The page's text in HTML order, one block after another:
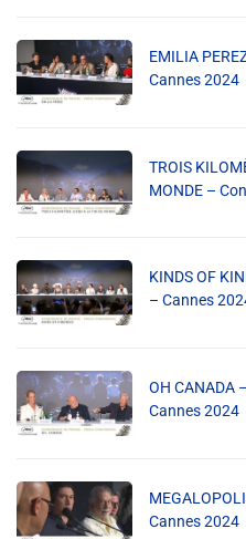
Evènements
Info routes
Alerte Méduses 06
RCN Soutiens
MEDIAS
Photos
EMILIA
Cannes 2024
TROIS
MONDE –
KINDS OF
– Cannes
OH CANADA
Cannes 2024
Cannes 2024